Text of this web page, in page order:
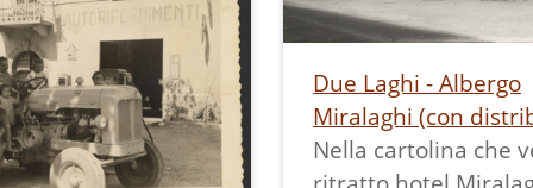
postale riporta la
ma un'altra
stessa cartolina
nel 1899,
a pag. 36
palazzine.
sono visibili la
"la botega del
ristrutturata nel
Due Laghi - Albergo
Miralaghi (con
Nella cartolina che